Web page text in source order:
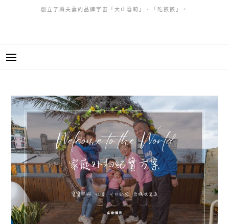
創立了攝夫妻的品牌宇宙「大山雪莉」、「吃餃餃」。